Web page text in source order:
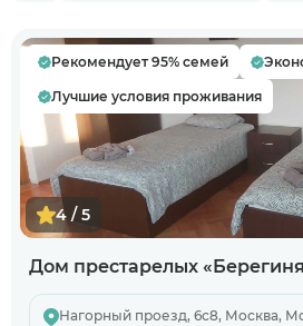
Рекомендует 95% семей
Лучшие условия проживания
4 / 5
Дом престарелых
Нагорный проезд, 6с8, Москва,